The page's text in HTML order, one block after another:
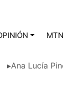
MTN
▸Ana Lucía